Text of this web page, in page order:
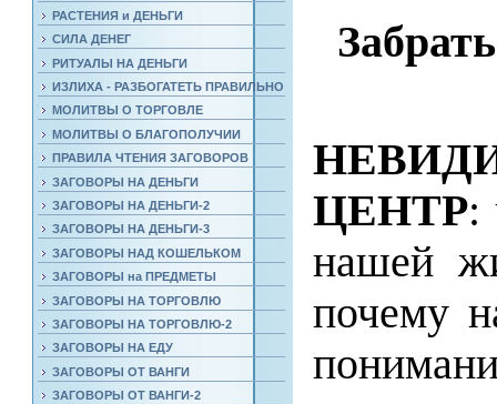
РАСТЕНИЯ и ДЕНЬГИ
СИЛА ДЕНЕГ
РИТУАЛЫ НА ДЕНЬГИ
ИЗЛИХА - РАЗБОГАТЕТЬ ПРАВИЛЬНО
МОЛИТВЫ О ТОРГОВЛЕ
МОЛИТВЫ О БЛАГОПОЛУЧИИ
ПРАВИЛА ЧТЕНИЯ ЗАГОВОРОВ
ЗАГОВОРЫ НА ДЕНЬГИ
ЗАГОВОРЫ НА ДЕНЬГИ-2
ЗАГОВОРЫ НА ДЕНЬГИ-3
ЗАГОВОРЫ НАД КОШЕЛЬКОМ
ЗАГОВОРЫ на ПРЕДМЕТЫ
ЗАГОВОРЫ НА ТОРГОВЛЮ
ЗАГОВОРЫ НА ТОРГОВЛЮ-2
ЗАГОВОРЫ НА ЕДУ
ЗАГОВОРЫ ОТ ВАНГИ
ЗАГОВОРЫ ОТ ВАНГИ-2
ЦЕНТР:
нашей
почему